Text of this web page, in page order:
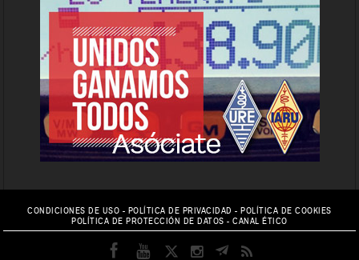
CONDICIONES DE USO - POLÍTICA DE PRIVACIDAD -POLÍTICA DE COOKIES
POLÍTICA DE PROTECCIÓN DE DATOS -CANAL ÉTICO